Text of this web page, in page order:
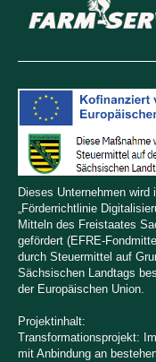
Dieses Unternehmen wird
„Förderrichtlinie
Mitteln des Freistaates
gefördert (EFRE-
durch Steuermittel auf
Sächsischen Landtags
der Europäischen Union.
Projektinhalt:
Transformationsprojekt:
mit Anbindung an